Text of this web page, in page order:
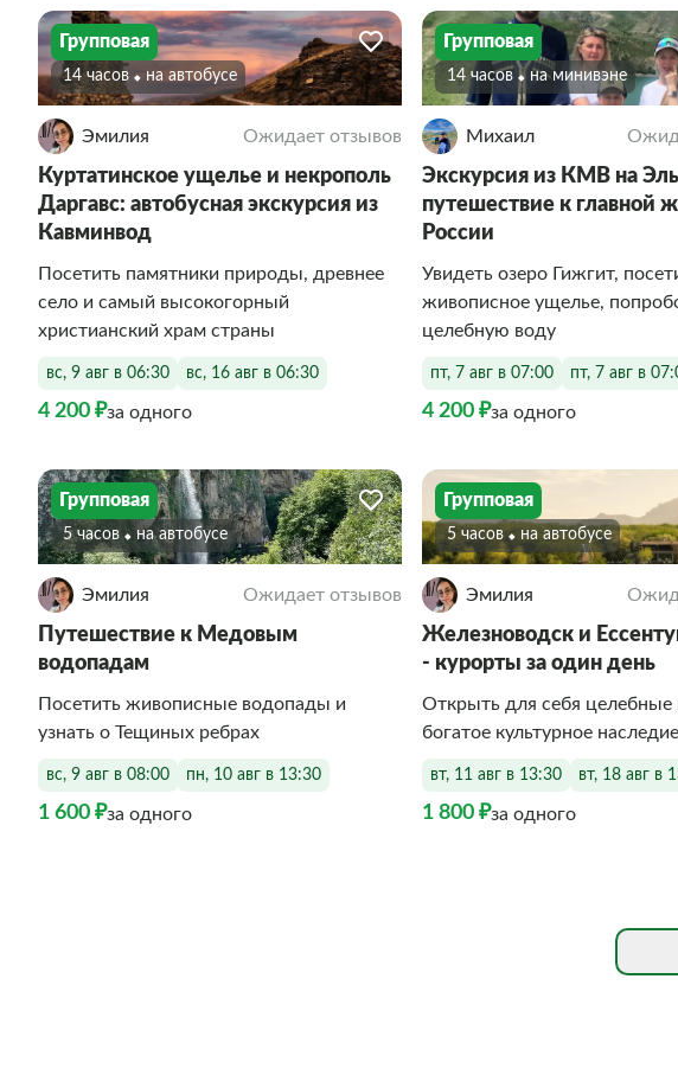
Групповая
14 часов На автобусе
Эмилия Ожидает отзывов
Куртатинское ущелье и некрополь
Даргавс: автобусная экскурсия из
Кавминвод
Посетить памятники природы, древнее
село и самый высокогорный
христианский храм страны
вс, 9 авг в 06:30 вс, 16 авг в 06:30
4 200 ₽за одного
Групповая
14 часов На минивэне
Михаил
Экскурсия из КМВ на
путешествие к главной
России
Увидеть озеро Гижгит,
живописное ущелье,
целебную воду
пт, 7 авг в 07:00 пт, 7 авг в
4 200 ₽за одного
Групповая
5 часов На автобусе
Эмилия Ожидает отзывов
Путешествие к Медовым
водопадам
Посетить живописные водопады и
узнать о Тещиных ребрах
вс, 9 авг в 08:00 пн, 10 авг в 13:30
1 600 ₽за одного
Групповая
5 часов На автобусе
Эмилия
Железноводск и
- курорты за один день
Открыть для себя целебные
богатое культурное
вт, 11 авг в 13:30 вт, 18 авг в
1 800 ₽за одного